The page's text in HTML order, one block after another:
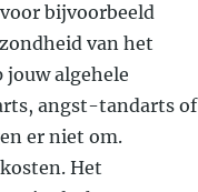
bijvoorbeeld
van het
jouw algehele
angst-tandarts of
er niet om.
Het